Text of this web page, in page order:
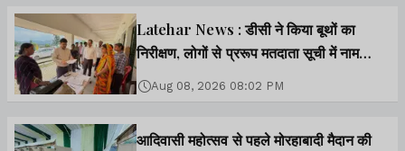
Latehar News : डीसी ने किया बूथों का
निरीक्षण, लोगों से प्ररूप मतदाता सूची में नाम
जांचने की अपील
Aug 08, 2026 08:02 PM
आदिवासी महोत्सव से पहले मोरहाबादी मैदान की